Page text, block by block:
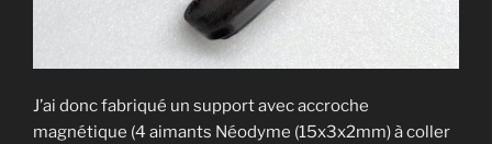
J’ai donc fabriqué un support avec accroche
magnétique (4 aimants Néodyme (15x3x2mm) à coller